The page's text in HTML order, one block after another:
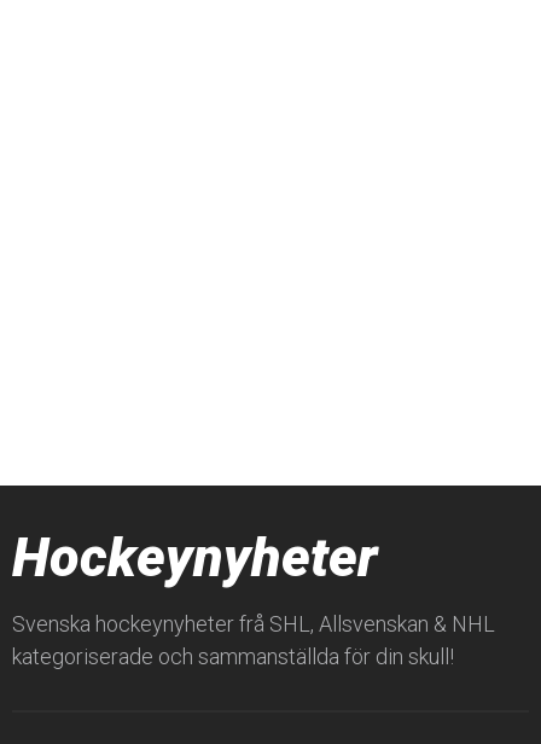
Hockeynyheter
Svenska hockeynyheter frå SHL, Allsvenskan & NHL
kategoriserade och sammanställda för din skull!